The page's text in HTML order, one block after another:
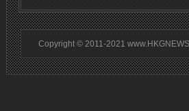
Copyright © 2011-2021